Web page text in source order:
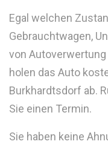
Egal welchen
Gebrauchtwagen,
von
holen das Auto
Burkhardtsdorf ab.
Sie einen Termin.
Sie haben keine